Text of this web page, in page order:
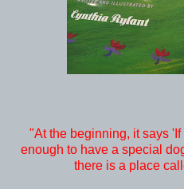
"At the beginning, it says
enough to have a special
there is a place